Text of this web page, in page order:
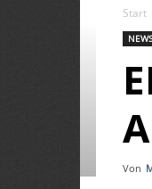
Start
NEWS
Von